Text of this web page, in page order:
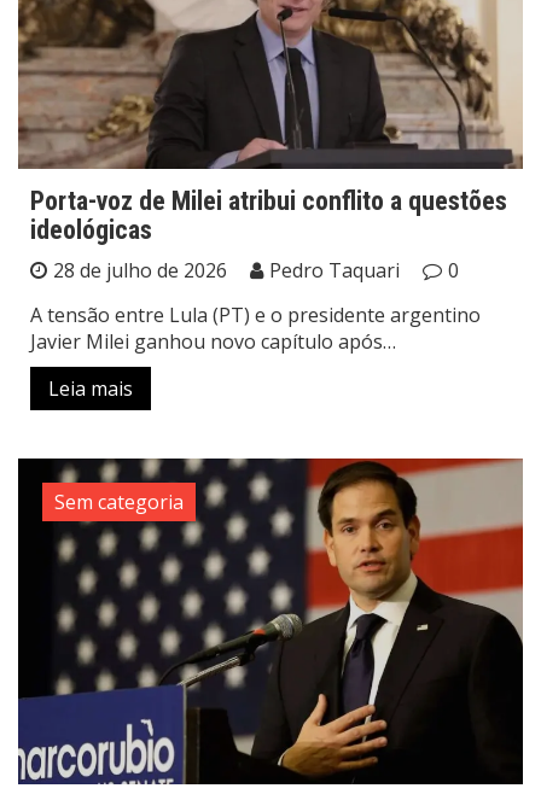
Porta-voz de Milei atribui conflito a questões
ideológicas
28 de julho de 2026 Pedro Taquari
0
A tensão entre Lula (PT) e o presidente argentino
Javier Milei ganhou novo capítulo após…
Leia mais
Sem categoria